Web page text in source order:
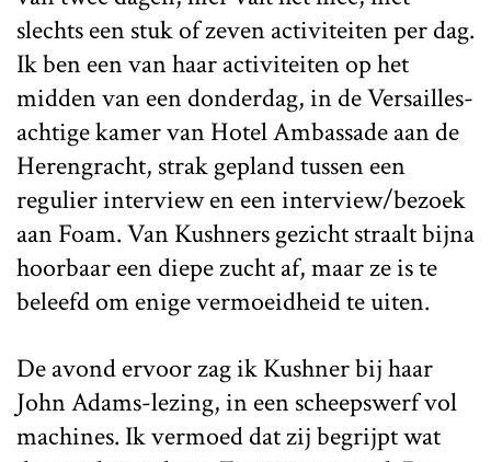
slechts een stuk of zeven activiteiten per dag.
Ik ben een van haar activiteiten op het
midden van een donderdag, in de Versailles-
achtige kamer van Hotel Ambassade aan de
Herengracht, strak gepland tussen een
regulier interview en een interview/bezoek
aan Foam. Van Kushners gezicht straalt bijna
hoorbaar een diepe zucht af, maar ze is te
beleefd om enige vermoeidheid te uiten.
De avond ervoor zag ik Kushner bij haar
John Adams-lezing, in een scheepswerf vol
machines. Ik vermoed dat zij begrijpt wat